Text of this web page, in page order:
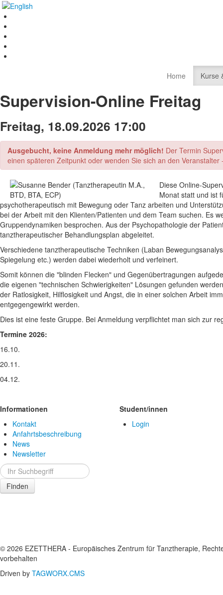
Home Kurse
Supervision-Online Freitag
Freitag, 18.09.2026 17:00
Ausgebucht, keine Anmeldung mehr möglich! Der Termin
einen späteren Zeitpunkt oder wenden Sie sich an den
Diese Online-
Monat statt und ist
psychotherapeutisch mit Bewegung oder Tanz arbeiten und
bei der Arbeit mit den Klienten/Patienten und dem Team suchen. Es
Gruppendynamiken besprochen. Aus der Psychopathologie der
tanztherapeutischer Behandlungsplan abgeleitet.
Verschiedene tanztherapeutische Techniken (Laban
Spiegelung etc.) werden dabei wiederholt und verfeinert.
Somit können die "blinden Flecken" und Gegenübertragungen
die eigenen "technischen Schwierigkeiten" Lösungen gefunden
der Ratlosigkeit, Hilflosigkeit und Angst, die in einer solchen Arbeit
entgegengewirkt werden.
Dies ist eine feste Gruppe. Bei Anmeldung verpflichtet man sich zur
Termine 2026:
16.10.
20.11.
04.12.
Informationen
Kontakt
Anfahrtsbeschreibung
News
Newsletter
Finden
Student/innen
Login
© 2026 EZETTHERA - Europäisches Zentrum für Tanztherapie,
vorbehalten
Driven by TAGWORX.CMS